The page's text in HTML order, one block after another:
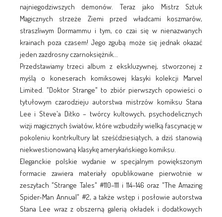
najniegodziwszych demonów. Teraz jako Mistrz Sztuk
Magicznych strzeże Ziemi przed władcami koszmarów,
straszliwym Dormammu i tym, co czai się w nienazwanych
krainach poza czasem! Jego zgubą może się jednak okazać
jeden zazdrosny czarnoksiężnik...
Przedstawiamy trzeci album z ekskluzywnej, stworzonej z
myślą o koneserach komiksowej klasyki kolekcji Marvel
Limited. "Doktor Strange" to zbiór pierwszych opowieści o
tytułowym czarodzieju autorstwa mistrzów komiksu Stana
Lee i Steve'a Ditko – twórcy kultowych, psychodelicznych
wizji magicznych światów, które wzbudziły wielką fascynację w
pokoleniu kontrkultury lat sześćdziesiątych, a dziś stanowią
niekwestionowaną klasykę amerykańskiego komiksu.
Eleganckie polskie wydanie w specjalnym powiększonym
formacie zawiera materiały opublikowane pierwotnie w
zeszytach "Strange Tales" #110–111 i 114–146 oraz "The Amazing
Spider-Man Annual" #2, a także wstęp i posłowie autorstwa
Stana Lee wraz z obszerną galerią okładek i dodatkowych